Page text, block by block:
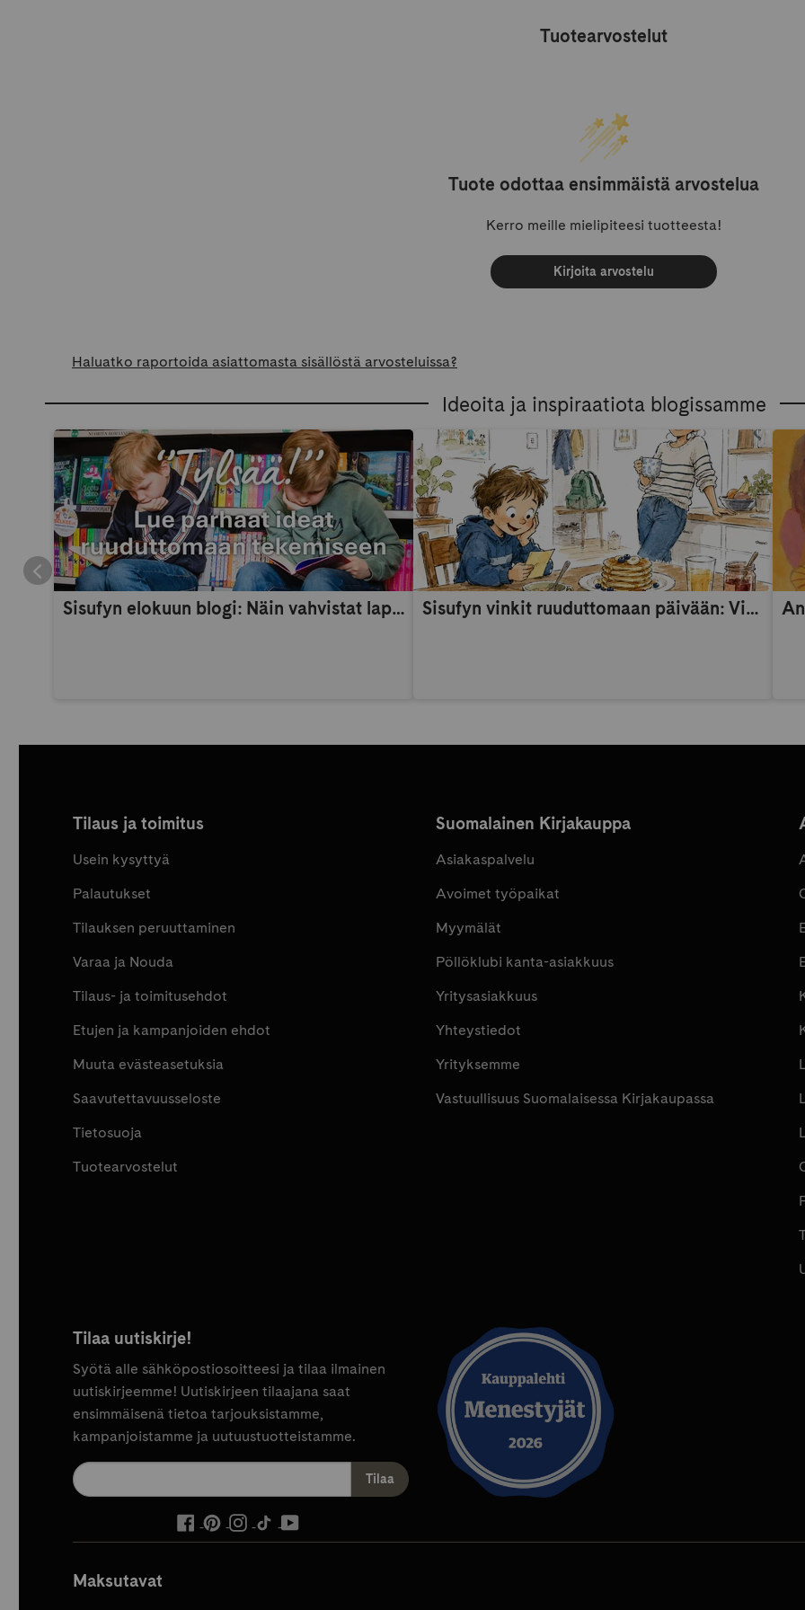
Tuotearvostelut
Tuote odottaa ensimmäistä arvostelua
Kerro meille mielipiteesi tuotteesta!
Kirjoita arvostelu
Haluatko raportoida asiattomasta sisällöstä arvosteluissa?
Ideoita ja inspiraatiota blogissamme
Sisufyn elokuun blogi: Näin vahvistat lapsen itsetuntoa someaikana Sisufyn vinkit ruuduttomaan päivään: Vinkki 9
Tilaus ja toimitus
Usein kysyttyä
Palautukset
Tilauksen peruuttaminen
Varaa ja Nouda
Tilaus- ja toimitusehdot
Etujen ja kampanjoiden ehdot
Muuta evästeasetuksia
Saavutettavuusseloste
Tietosuoja
Tuotearvostelut
Suomalainen Kirjakauppa
Asiakaspalvelu
Avoimet työpaikat
Myymälät
Pöllöklubi kanta-asiakkuus
Yritysasiakkuus
Yhteystiedot
Yrityksemme
Vastuullisuus Suomalaisessa Kirjakaupassa
Tilaa uutiskirje!
Syötä alle sähköpostiosoitteesi ja tilaa ilmainen
uutiskirjeemme! Uutiskirjeen tilaajana saat
ensimmäisenä tietoa tarjouksistamme,
kampanjoistamme ja uutuustuotteistamme.
ulkoinen
palvelu,
ulkoinen
palvelu,
ulkoinen
palvelu,
ulkoinen
palvelu,
palvelu,
Maksutavat